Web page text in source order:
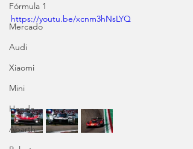
Fórmula 1
Mercado
Audi
Xiaomi
Mini
Honda
Abarth
https://youtu.be/xcnm3hNsLYQ